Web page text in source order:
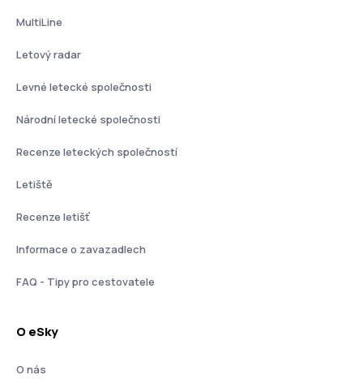
MultiLine
Letový radar
Levné letecké společnosti
Národní letecké společnosti
Recenze leteckých společností
Letiště
Recenze letišť
Informace o zavazadlech
FAQ - Tipy pro cestovatele
O eSky
O nás